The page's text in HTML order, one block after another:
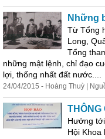
Những
Từ Tổng
Long,
Tổng
những mật lệnh, chỉ đạo
lợi, thống nhất đất nước....
24/04/2015 - Hoàng Thuỳ |
THÔNG
Hướng
Hội Khoa